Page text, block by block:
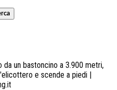
da un bastoncino a 3.900 metri,
e scende a piedi |